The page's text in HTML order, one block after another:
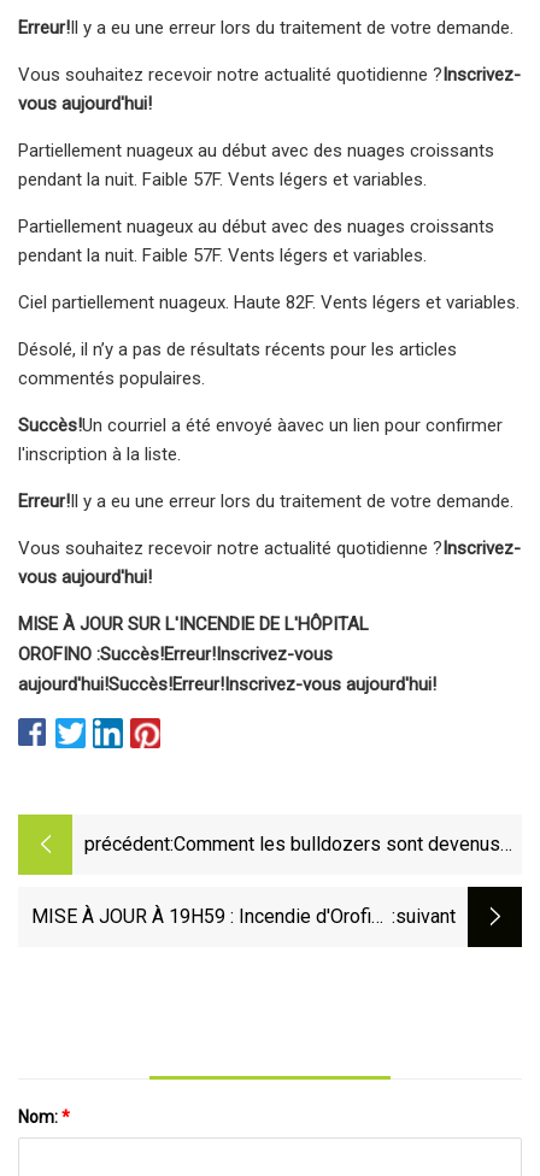
Erreur!Il y a eu une erreur lors du traitement de votre demande.
Vous souhaitez recevoir notre actualité quotidienne ?Inscrivez-
vous aujourd'hui!
Partiellement nuageux au début avec des nuages ​​croissants
pendant la nuit. Faible 57F. Vents légers et variables.
Partiellement nuageux au début avec des nuages ​​croissants
pendant la nuit. Faible 57F. Vents légers et variables.
Ciel partiellement nuageux. Haute 82F. Vents légers et variables.
Désolé, il n’y a pas de résultats récents pour les articles
commentés populaires.
Succès!Un courriel a été envoyé àavec un lien pour confirmer
l'inscription à la liste.
Erreur!Il y a eu une erreur lors du traitement de votre demande.
Vous souhaitez recevoir notre actualité quotidienne ?Inscrivez-
vous aujourd'hui!
MISE À JOUR SUR L'INCENDIE DE L'HÔPITAL
OROFINO :Succès!Erreur!Inscrivez-vous
aujourd'hui!Succès!Erreur!Inscrivez-vous aujourd'hui!
précédent:Comment les bulldozers sont devenus
MISE À JOUR À 19H59 : Incendie d'Orofino :suivant
Nom:*